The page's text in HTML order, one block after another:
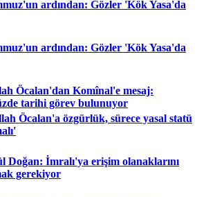
ardından: Gözler 'Kök Yasa'da
ardından: Gözler 'Kök Yasa'da
Öcalan'dan Komînal'e mesaj:
tarihi görev bulunuyor
Öcalan'a özgürlük, sürece yasal statü
Doğan: İmralı'ya erişim olanaklarını
gerekiyor